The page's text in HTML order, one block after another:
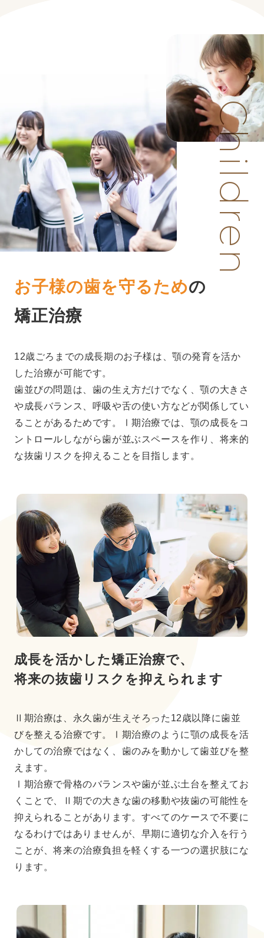
Children
お子様の歯を守るための
矯正治療
12歳ごろまでの成長期のお子様は、顎の発育を活か
した治療が可能です。
歯並びの問題は、歯の生え方だけでなく、顎の大きさ
や成長バランス、呼吸や舌の使い方などが関係してい
ることがあるためです。Ⅰ期治療では、顎の成長をコ
ントロールしながら歯が並ぶスペースを作り、将来的
な抜歯リスクを抑えることを目指します。
成長を活かした矯正治療で、
将来の抜歯リスクを抑えられます
Ⅱ期治療は、永久歯が生えそろった12歳以降に歯並
びを整える治療です。Ⅰ期治療のように顎の成長を活
かしての治療ではなく、歯のみを動かして歯並びを整
えます。
Ⅰ期治療で骨格のバランスや歯が並ぶ土台を整えてお
くことで、Ⅱ期での大きな歯の移動や抜歯の可能性を
抑えられることがあります。すべてのケースで不要に
なるわけではありませんが、早期に適切な介入を行う
ことが、将来の治療負担を軽くする一つの選択肢にな
ります。